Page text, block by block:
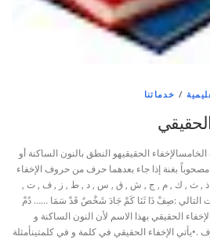
/ خدماتنا
الحقيقيهو النطق بالنون الساكنة أو
مصحوباً بغنة إذا جاء بعدهما حرف من حروف الإخفاء
, ذ , ث , ك , م , ج , ش , ق , س , د , ط , ز , ف , ت ,
التالي :صِفْ ذَا ثَنَا كَمْ جَادَ شَخْصٌ قَدْ سَمَا …… دُمْ
الحقيقي بهذا الاسم لأن النون الساكنة و
الإخفاء الحقيقي في كلمة و في كلمتينأمثلة